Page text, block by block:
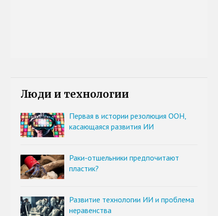
Люди и технологии
Первая в истории резолюция ООН,
касающаяся развития ИИ
Раки-отшельники предпочитают
пластик?
Развитие технологии ИИ и проблема
неравенства